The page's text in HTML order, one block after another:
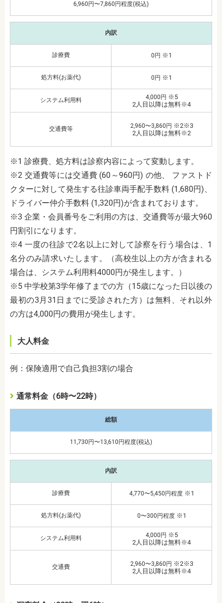
6,960円〜7,860円程度(税込)
内訳
診療費 0円 ※1
処方料(お薬代) 0円 ※1
システム利用料 4,000円 ※5
2人目以降は無料※4
交通費等 2,960〜3,860円 ※2※3
2人目以降は無料※2
※1 診療費、処方料は診察内容によって変動します。
※2 交通費等には交通費 (60～960円) の他、 ファストド
クターに対して発生する往診車両手配手数料 (1,680円)、
ドライバー仲介手数料 (1,320円)が含まれております。
※3 企業・会員番号をご利用の方は、交通費等が最大960
円割引になります。
※4 一度の往診で2名以上に対して診察を行う場合は、1
名分のみ請求いたします。（高校生以上の方が含まれる
場合は、システム利用料4000円が発生します。）
※5 中学校第3学年修了までの方（15歳になった日以後の
最初の3月31日までに受診された方）は無料、それ以外
の方は4,000円の費用が発生します。
大人料金
例：保険適用で自己負担3割の場合
通常料金（6時〜22時）
総額
11,730円〜13,610円程度(税込)
内訳
診療費 4,770〜5,450円程度 ※1
処方料(お薬代) 0〜300円程度 ※1
システム利用料 4,000円 ※5
2人目以降は無料※4
交通費 2,960〜3,860円 ※2※3
2人目以降は無料※4